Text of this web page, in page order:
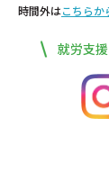
時間外はこちらか
就労支